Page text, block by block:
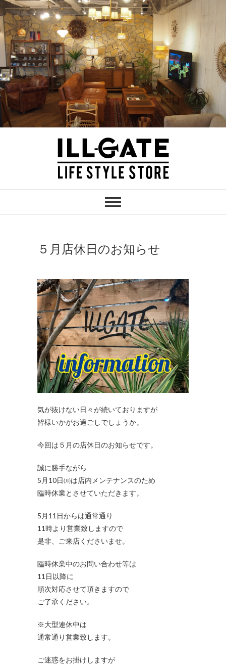
Skip
to
content
ILLGATE
５月店休日のお知らせ
気が抜けない日々が続いておりますが
皆様いかがお過ごしでしょうか。
今回は５月の店休日のお知らせです。
誠に勝手ながら
5月10日㈪は店内メンテナンスのため
臨時休業とさせていただきます。
5月11日からは通常通り
11時より営業致しますので
是非、ご来店くださいませ。
臨時休業中のお問い合わせ等は
11日以降に
順次対応させて頂きますので
ご了承ください。
※大型連休中は
通常通り営業致します。
ご迷惑をお掛けしますが